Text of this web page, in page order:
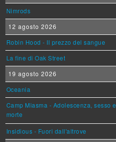
Nimrods
12 agosto 2026
Robin Hood - Il prezzo del sangue
La fine di Oak Street
19 agosto 2026
Oceania
Camp Miasma - Adolescenza, sesso e
morte
Insidious - Fuori dall'altrove